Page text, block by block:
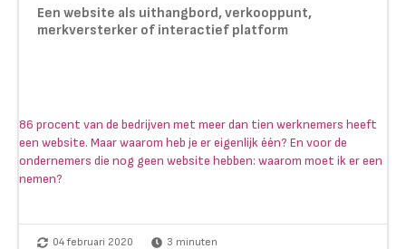
Een website als uithangbord, verkooppunt,
merkversterker of interactief platform
86 procent van de bedrijven met meer dan tien werknemers heeft
een website. Maar waarom heb je er eigenlijk één? En voor de
ondernemers die nog geen website hebben: waarom moet ik er een
nemen?
04 februari 2020 3 minuten